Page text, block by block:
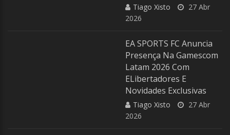
Tiago Xisto
27 Abr
2026
EA SPORTS FC Anuncia
Presença Na Gamescom
Latam 2026 Com
ELibertadores E
Novidades Exclusivas
Tiago Xisto
27 Abr
2026